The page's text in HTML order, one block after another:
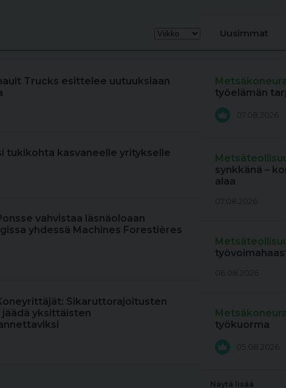
Trucks esittelee uutuuksiaan
tukikohta kasvaneelle yritykselle
vahvistaa läsnäoloaan
yhdessä Machines Forestières
Sikaruttorajoitusten
yksittäisten
Uusimmat
työelämän
07.08.2026
synkkänä –
alaa
07.08.2026
06.08.2026
työkuorma
05.08.2026
Näytä lisää